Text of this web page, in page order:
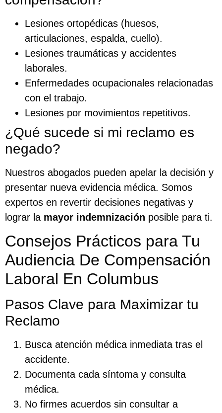
Lesiones ortopédicas (huesos,
articulaciones, espalda, cuello).
Lesiones traumáticas y accidentes
laborales.
Enfermedades ocupacionales relacionadas
con el trabajo.
Lesiones por movimientos repetitivos.
¿Qué sucede si mi reclamo es
negado?
Nuestros abogados pueden apelar la decisión y
presentar nueva evidencia médica. Somos
expertos en revertir decisiones negativas y
lograr la mayor indemnización posible para ti.
Consejos Prácticos para Tu
Audiencia De Compensación
Laboral En Columbus
Pasos Clave para Maximizar tu
Reclamo
Busca atención médica inmediata tras el
accidente.
Documenta cada síntoma y consulta
médica.
No firmes acuerdos sin consultar a